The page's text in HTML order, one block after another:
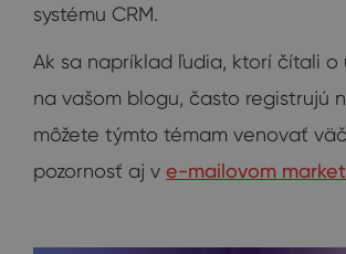
systému CRM.
Ak sa napríklad ľudia, ktorí čítali o
na vašom blogu, často registrujú
môžete týmto témam venovať
pozornosť aj v e-mailovom